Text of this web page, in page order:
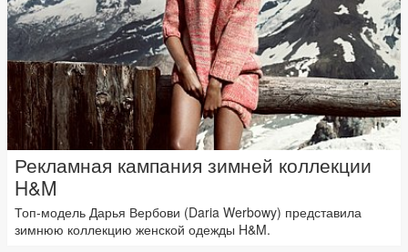
Рекламная кампания зимней коллекции
H&M
Топ-модель Дарья Вербови (Daria Werbowy) представила
зимнюю коллекцию женской одежды H&M.